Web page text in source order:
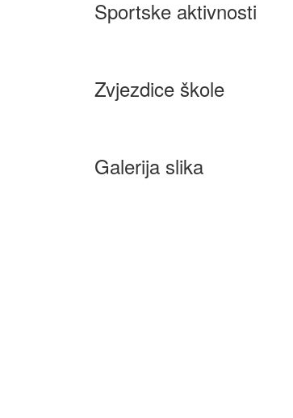
Sportske aktivnosti
Zvjezdice škole
Galerija slika